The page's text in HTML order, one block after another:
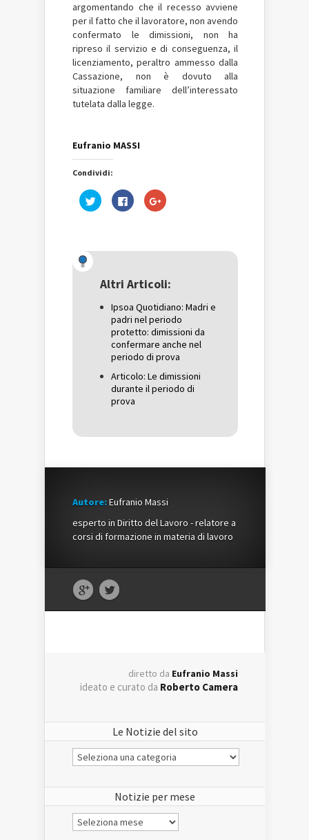
argomentando che il recesso avviene
per il fatto che il lavoratore, non avendo
confermato le dimissioni, non ha
ripreso il servizio e di conseguenza, il
licenziamento, peraltro ammesso dalla
Cassazione, non è dovuto alla
situazione familiare dell’interessato
tutelata dalla legge.
Eufranio MASSI
Condividi:
Fai
clic
una
nuova
Fai
clic
nuova
finestra)
Fai
clic
una
nuova
Altri Articoli:
Ipsoa Quotidiano: Madri e
padri nel periodo
protetto: dimissioni da
confermare anche nel
periodo di prova
Articolo: Le dimissioni
durante il periodo di
prova
Autore:Eufranio Massi
esperto in Diritto del Lavoro - relatore a
corsi di formazione in materia di lavoro
diretto da Eufranio Massi
ideato e curato da Roberto Camera
Le Notizie del sito
Le
Notizie
Notizie per mese
Notizie
per